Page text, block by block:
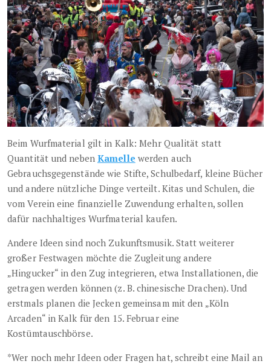
Beim Wurfmaterial gilt in Kalk: Mehr Qualität statt
Quantität und neben Kamelle werden auch
Gebrauchsgegenstände wie Stifte, Schulbedarf, kleine Bücher
und andere nützliche Dinge verteilt. Kitas und Schulen, die
vom Verein eine finanzielle Zuwendung erhalten, sollen
dafür nachhaltiges Wurfmaterial kaufen.
Andere Ideen sind noch Zukunftsmusik. Statt weiterer
großer Festwagen möchte die Zugleitung andere
„Hingucker“ in den Zug integrieren, etwa Installationen, die
getragen werden können (z. B. chinesische Drachen). Und
erstmals planen die Jecken gemeinsam mit den „Köln
Arcaden“ in Kalk für den 15. Februar eine
Kostümtauschbörse.
*Wer noch mehr Ideen oder Fragen hat, schreibt eine Mail an